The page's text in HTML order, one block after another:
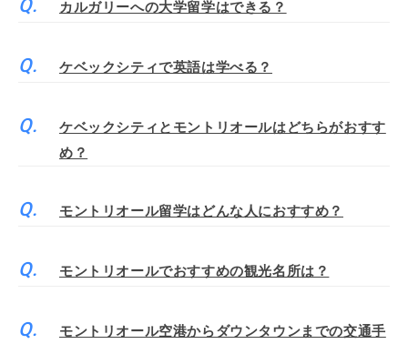
カルガリーへの大学留学はできる？
ケベックシティで英語は学べる？
ケベックシティとモントリオールはどちらがおすす
め？
モントリオール留学はどんな人におすすめ？
モントリオールでおすすめの観光名所は？
モントリオール空港からダウンタウンまでの交通手